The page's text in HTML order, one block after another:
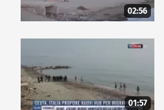
02:56
01:57